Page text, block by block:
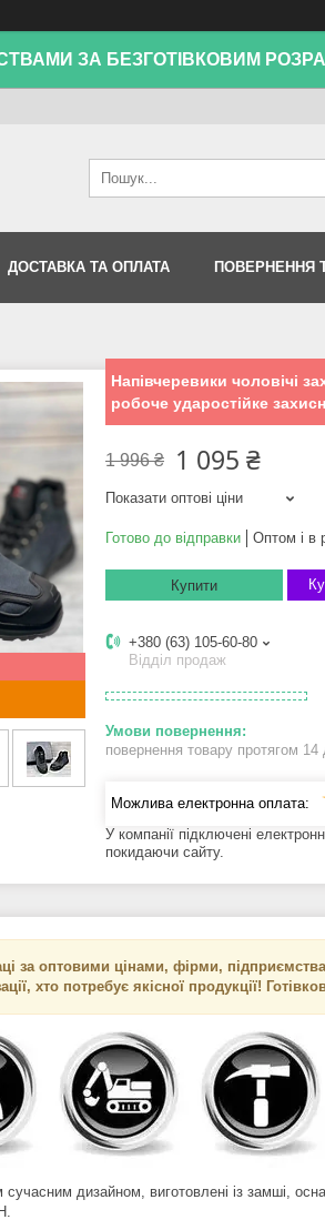
ЗА БЕЗГОТІВКОВИМ
ДОСТАВКА ТА ОПЛАТА ПОВЕРНЕННЯ
Напівчеревики чоловічі
робоче ударостійке
1 996 ₴ 1 095 ₴
Показати оптові ціни
Готово до відправки Оптом і в
Купити
+380 (63) 105-60-80
Відділ продаж
повернення товару протягом 14
У компанії підключені
покидаючи сайту.
за оптовими цінами, фірми,
хто потребує якісної продукції!
сучасним дизайном, виготовлені із замші,